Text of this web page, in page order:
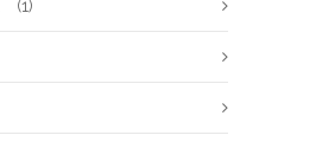
(1)